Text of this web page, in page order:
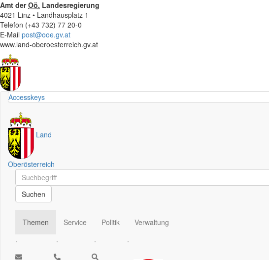
Amt derOö. Landesregierung
4021 Linz • Landhausplatz 1
Telefon (+43 732) 77 20-0
E-Mail post@ooe.gv.at
www.land-oberoesterreich.gv.at
Accesskeys
Land
Oberösterreich
Schnellsuche
Schnellsuche
Suchen
Themen
.
Service
.
Politik
.
Verwaltung
.